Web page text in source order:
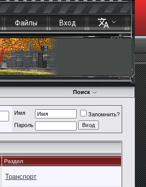
Файлы Вход
Поиск
Имя
Запомнить?
Пароль
Раздел
Транспорт